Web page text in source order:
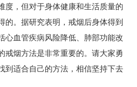
度，但对于身体健康和生活质量的
的。据研究表明，戒烟后身体得到
心血管疾病风险降低、肺部功能改
戒烟方法是非常重要的。请大家勇
到适合自己的方法，相信坚持下去